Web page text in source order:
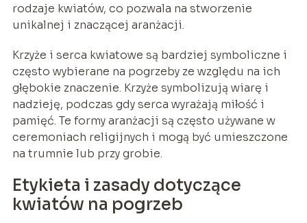
rodzaje kwiatów, co pozwala na stworzenie
unikalnej i znaczącej aranżacji.
Krzyże i serca kwiatowe są bardziej symboliczne i
często wybierane na pogrzeby ze względu na ich
głębokie znaczenie. Krzyże symbolizują wiarę i
nadzieję, podczas gdy serca wyrażają miłość i
pamięć. Te formy aranżacji są często używane w
ceremoniach religijnych i mogą być umieszczone
na trumnie lub przy grobie.
Etykieta i zasady dotyczące
kwiatów na pogrzeb